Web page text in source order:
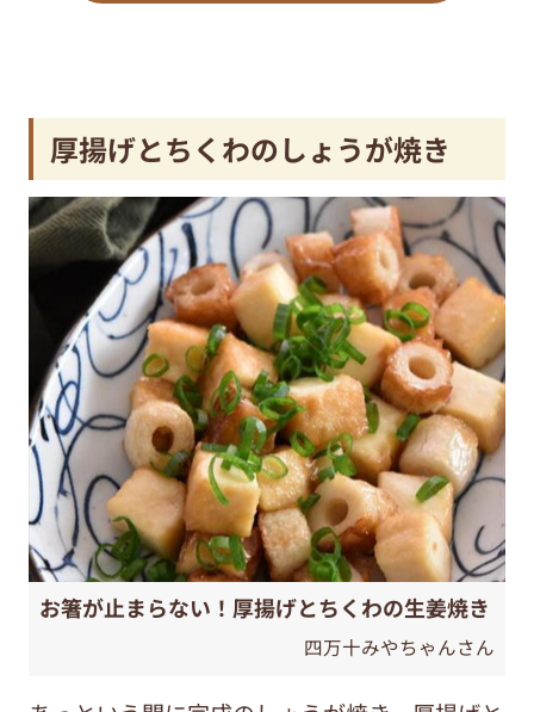
厚揚げとちくわのしょうが焼き
お箸が止まらない！厚揚げとちくわの生姜焼き
四万十みやちゃんさん